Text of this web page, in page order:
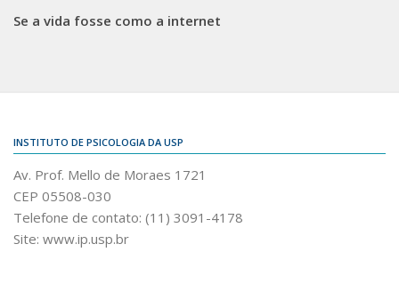
Se a vida fosse como a internet
INSTITUTO DE PSICOLOGIA DA USP
Av. Prof. Mello de Moraes 1721
CEP 05508-030
Telefone de contato: (11) 3091-4178
Site: www.ip.usp.br